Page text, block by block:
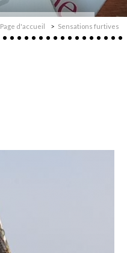
Page d'accueil Sensations furtives